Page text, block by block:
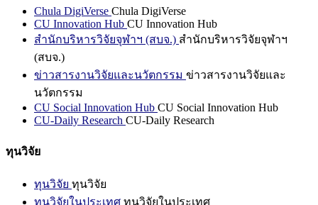
Chula DigiVerse Chula DigiVerse
CU Innovation Hub CU Innovation Hub
สำนักบริหารวิจัยจุฬาฯ (สบจ.) สำนักบริหารวิจัยจุฬาฯ
(สบจ.)
ข่าวสารงานวิจัยและนวัตกรรม ข่าวสารงานวิจัยและ
นวัตกรรม
CU Social Innovation Hub CU Social Innovation Hub
CU-Daily Research CU-Daily Research
ทุนวิจัย
ทุนวิจัย ทุนวิจัย
ทุนวิจัยในประเทศ ทุนวิจัยในประเทศ